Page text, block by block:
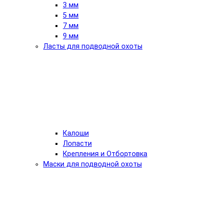
3 мм
5 мм
7 мм
9 мм
Ласты для подводной охоты
Калоши
Лопасти
Крепления и Отбортовка
Маски для подводной охоты